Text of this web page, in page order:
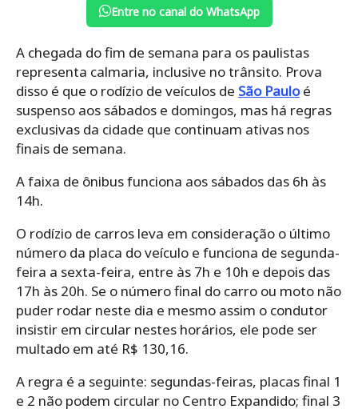
Entre no canal do WhatsApp
A chegada do fim de semana para os paulistas
representa calmaria, inclusive no trânsito. Prova
disso é que o rodízio de veículos de São Pauloé
suspenso aos sábados e domingos, mas há regras
exclusivas da cidade que continuam ativas nos
finais de semana.
A faixa de ônibus funciona aos sábados das 6h às
14h.
O rodízio de carros leva em consideração o último
número da placa do veículo e funciona de segunda-
feira a sexta-feira, entre às 7h e 10h e depois das
17h às 20h. Se o número final do carro ou moto não
puder rodar neste dia e mesmo assim o condutor
insistir em circular nestes horários, ele pode ser
multado em até R$ 130,16.
A regra é a seguinte: segundas-feiras, placas final 1
e 2 não podem circular no Centro Expandido; final 3